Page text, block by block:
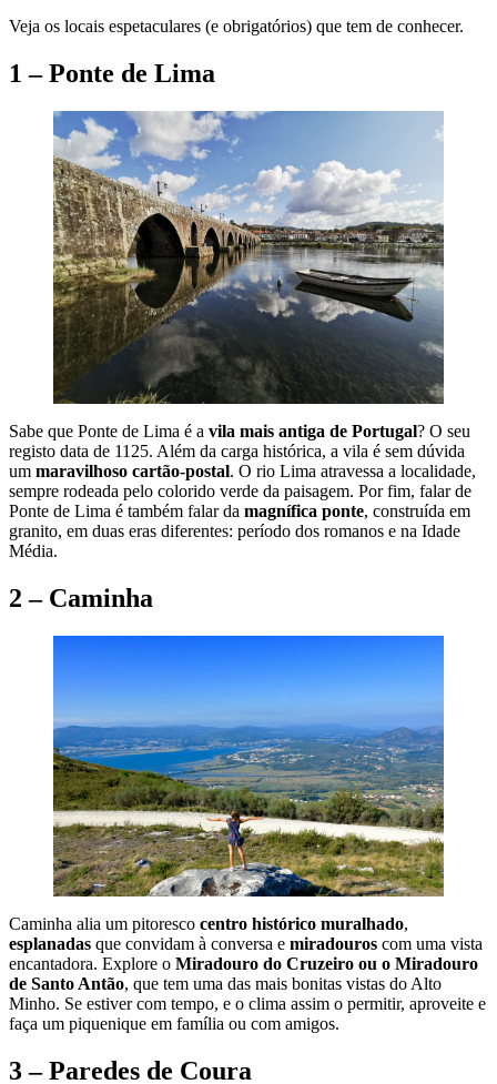
Veja os locais espetaculares (e obrigatórios) que tem de conhecer.
1 – Ponte de Lima
Sabe que Ponte de Lima é a vila mais antiga de Portugal? O seu
registo data de 1125. Além da carga histórica, a vila é sem dúvida
um maravilhoso cartão-postal. O rio Lima atravessa a localidade,
sempre rodeada pelo colorido verde da paisagem. Por fim, falar de
Ponte de Lima é também falar da magnífica ponte, construída em
granito, em duas eras diferentes: período dos romanos e na Idade
Média.
2 – Caminha
Caminha alia um pitoresco centro histórico muralhado,
esplanadas que convidam à conversa e miradouros com uma vista
encantadora. Explore o Miradouro do Cruzeiro ou o Miradouro
de Santo Antão, que tem uma das mais bonitas vistas do Alto
Minho. Se estiver com tempo, e o clima assim o permitir, aproveite e
faça um piquenique em família ou com amigos.
3 – Paredes de Coura